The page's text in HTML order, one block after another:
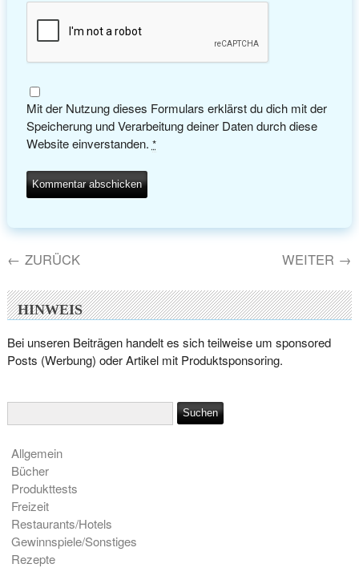
Mit der Nutzung dieses Formulars erklärst du dich mit der
Speicherung und Verarbeitung deiner Daten durch diese
Website einverstanden. *
← ZURÜCK WEITER →
HINWEIS
Bei unseren Beiträgen handelt es sich teilweise um sponsored
Posts (Werbung) oder Artikel mit Produktsponsoring.
Allgemein
Bücher
Produkttests
Freizeit
Restaurants/Hotels
Gewinnspiele/Sonstiges
Rezepte